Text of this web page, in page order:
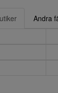
Andra